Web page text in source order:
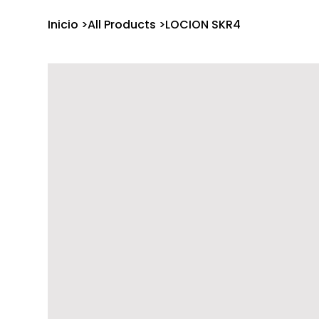
Inicio >All Products >LOCION SKR4